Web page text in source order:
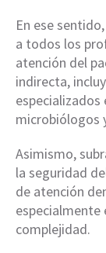
En ese
a todos los
atención del
indirecta,
microbiólogos
Asimismo,
la seguridad
de atención
especialmente
complejidad.